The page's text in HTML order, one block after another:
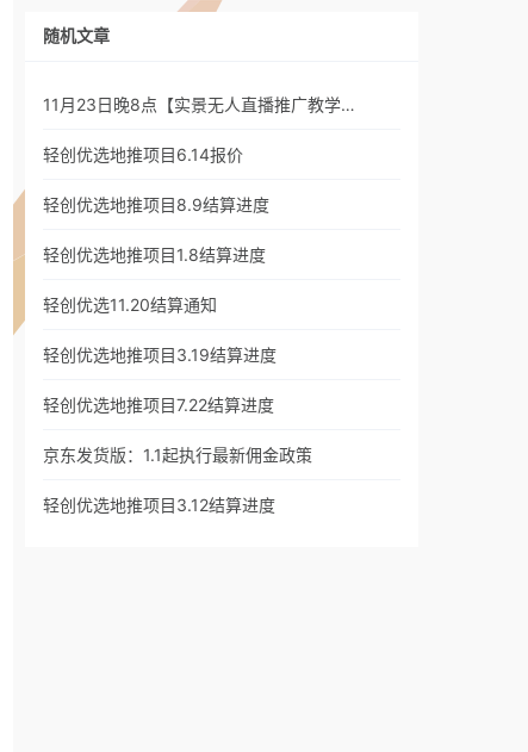
随机文章
11月23日晚8点【实景无人直播推广教学…
轻创优选地推项目6.14报价
轻创优选地推项目8.9结算进度
轻创优选地推项目1.8结算进度
轻创优选11.20结算通知
轻创优选地推项目3.19结算进度
轻创优选地推项目7.22结算进度
京东发货版：1.1起执行最新佣金政策
轻创优选地推项目3.12结算进度